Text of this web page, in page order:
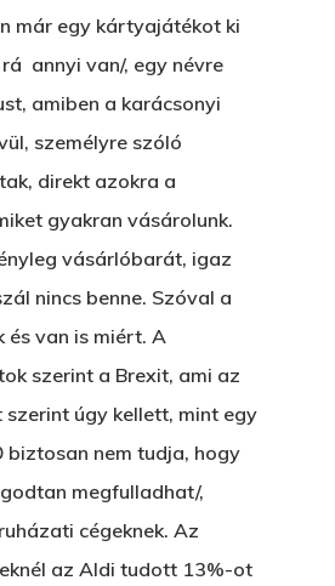
már egy kártyajátékot ki
annyi van/, egy névre
amiben a karácsonyi
személyre szóló
direkt azokra a
gyakran vásárolunk.
vásárlóbarát, igaz
nincs benne. Szóval a
és van is miért. A
szerint a Brexit, ami az
úgy kellett, mint egy
biztosan nem tudja, hogy
megfulladhat/,
cégeknek. Az
az Aldi tudott 13%-ot
Főoldal